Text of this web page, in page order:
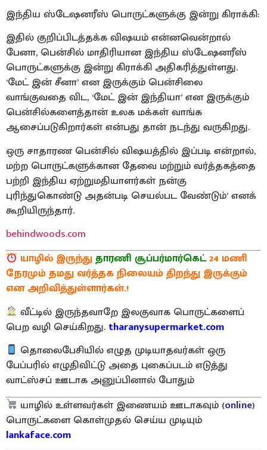
இந்திய ஸ்டேஷனரீஸ் பொருட்களுக்கு இன்று கிராக்கி:
இதில் குறிப்பிடத்தக்க விஷயம் என்னவென்றால்
பேனா, பென்சில் மாதிரியான இந்திய ஸ்டேஷனரீஸ்
பொருட்களுக்கு இன்று கிராக்கி அதிகரித்துள்ளது.
‘மேட் இன் சீனா’ என இருக்கும் பென்சிலை
வாங்குவதை விட, ‘மேட் இன் இந்தியா’ என இருக்கும்
பென்சில்களைத்தான் உலக மக்கள் வாங்க
ஆசைப்படுகிறார்கள் என்பது தான் நடந்து வருகிறது.
ஒரு சாதாரண பென்சில் விஷயத்தில் இப்படி என்றால்,
மற்ற பொருட்களுக்கான தேவை மற்றும் வர்த்தகத்தை
பற்றி இந்திய ஏற்றுமதியாளர்கள் நன்கு
புரிந்துகொண்டு அதன்படி செயல்பட வேண்டும்’ எனக்
கூறியிருந்தார்.
behindwoods.com
யாழில் இருந்துதாரணி சூப்பர்மார்கெட்24 மணி
நேரமும் தமது வர்த்தக நிலையம் திறந்து இருக்கும்
என அறிவித்துள்ளார்கள்.!
வீட்டில் இருந்தவாறே இலகுவாக பொருட்களைப்
பெற வழி செய்கிறது. tharanysupermarket.com
தொலைபேசியில் எழுத முடியாதவர்கள் ஒரு
பேப்பரில் எழுதிவிட்டு அதை புகைப்படம் எடுத்து
வாட்ஸ்சப் ஊடாக அனுப்பினால் போதும்
யாழில் உள்ளவர்கள் இணையம் ஊடாகவும் (online)
பொருட்களை கொள்முதல் செய்ய முடியும்
lankaface.com